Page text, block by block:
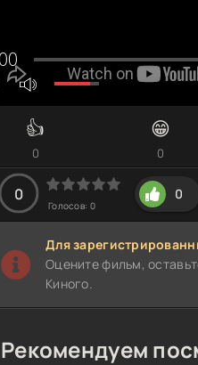
👍
0
😁
0
0
Голосов: 0
0
Для
Оцените фильм,
Киного.
Рекомендуем